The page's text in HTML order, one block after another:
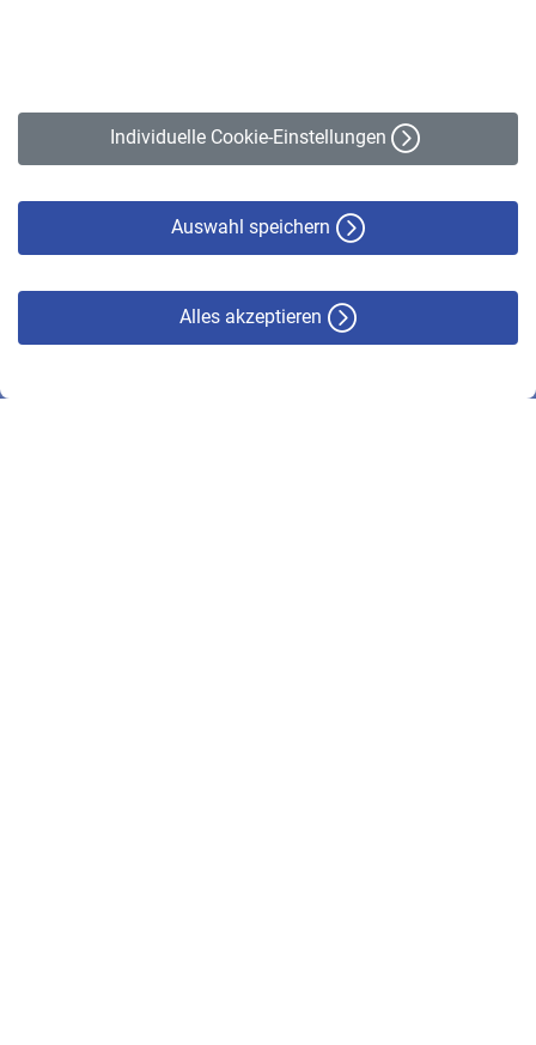
Individuelle Cookie-Einstellungen
Auswahl speichern
Alles akzeptieren
Erklärung zur Barrierefreiheit
© VBL 2026